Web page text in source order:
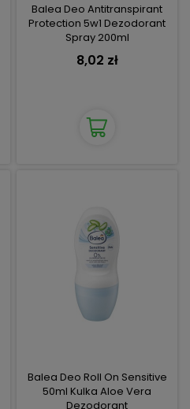
Balea Deo Antitranspirant
Protection 5w1 Dezodorant
Spray 200ml
8,02 zł
Balea Deo Roll On Sensitive
50ml Kulka Aloe Vera
Dezodorant